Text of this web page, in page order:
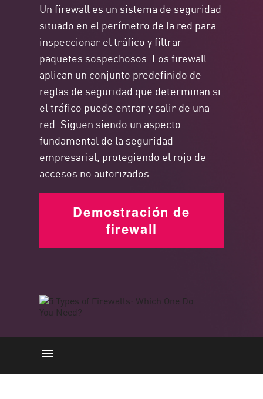
Un firewall es un sistema de seguridad
situado en el perímetro de la red para
inspeccionar el tráfico y filtrar
paquetes sospechosos. Los firewall
aplican un conjunto predefinido de
reglas de seguridad que determinan si
el tráfico puede entrar y salir de una
red. Siguen siendo un aspecto
fundamental de la seguridad
empresarial, protegiendo el rojo de
accesos no autorizados.
Demostración de
firewall